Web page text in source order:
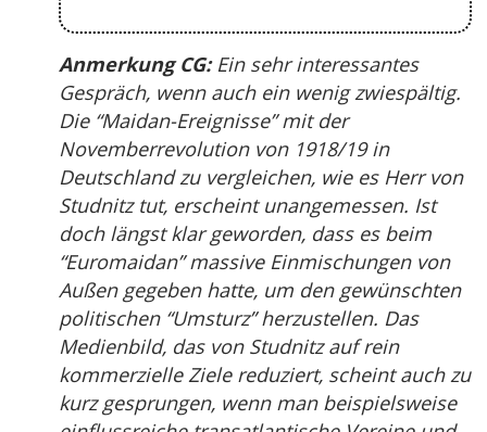
Anmerkung CG:Ein sehr interessantes
Gespräch, wenn auch ein wenig zwiespältig.
Die “Maidan-Ereignisse” mit der
Novemberrevolution von 1918/19 in
Deutschland zu vergleichen, wie es Herr von
Studnitz tut, erscheint unangemessen. Ist
doch längst klar geworden, dass es beim
“Euromaidan” massive Einmischungen von
Außen gegeben hatte, um den gewünschten
politischen “Umsturz” herzustellen. Das
Medienbild, das von Studnitz auf rein
kommerzielle Ziele reduziert, scheint auch zu
kurz gesprungen, wenn man beispielsweise